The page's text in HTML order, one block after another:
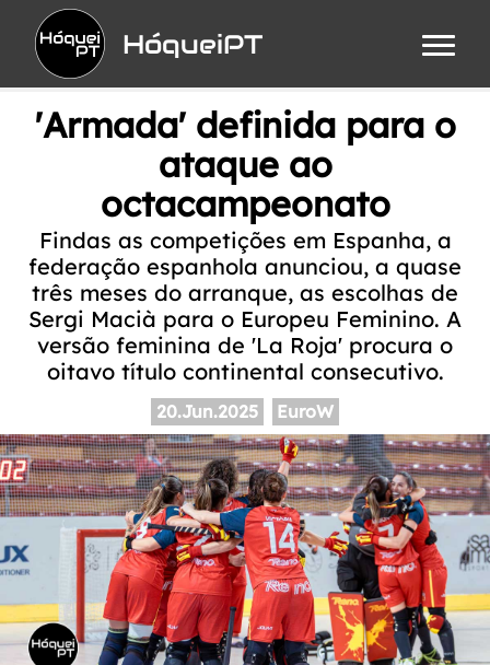
HóqueiPT
'Armada' definida para o
ataque ao
octacampeonato
Findas as competições em Espanha, a
federação espanhola anunciou, a quase
três meses do arranque, as escolhas de
Sergi Macià para o Europeu Feminino. A
versão feminina de 'La Roja' procura o
oitavo título continental consecutivo.
20.Jun.2025 EuroW